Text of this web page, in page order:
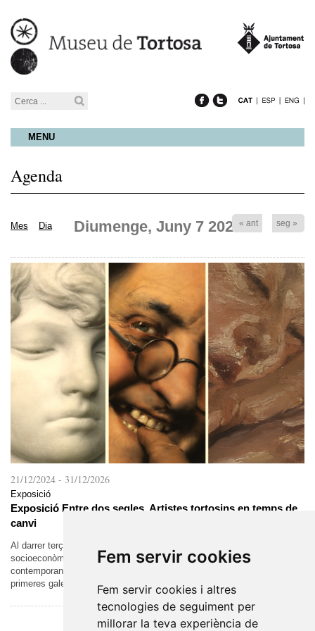
Fem servir cookies
Fem servir cookies i altres
tecnologies de seguiment per
millorar la teva experiència de
MENU
Agenda
Mes Dia « ant
Diumenge, Juny 7 2026 seg »
21/12/2024 - 31/12/2026
Exposició
Exposició Entre dos segles. Artistes tortosins en temps de
canvi
Al darrer terç del segle XIX, es van donar les condicions
socioeconòmiques que van permetre la formació del món artístic
contemporani. L’augment de la demanda va permetre l’aparició de les
primeres galeries i el...